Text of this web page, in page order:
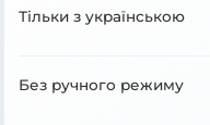
Тільки з українською
Без ручного режиму